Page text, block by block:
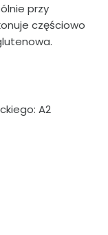
przy
częściowo
A2